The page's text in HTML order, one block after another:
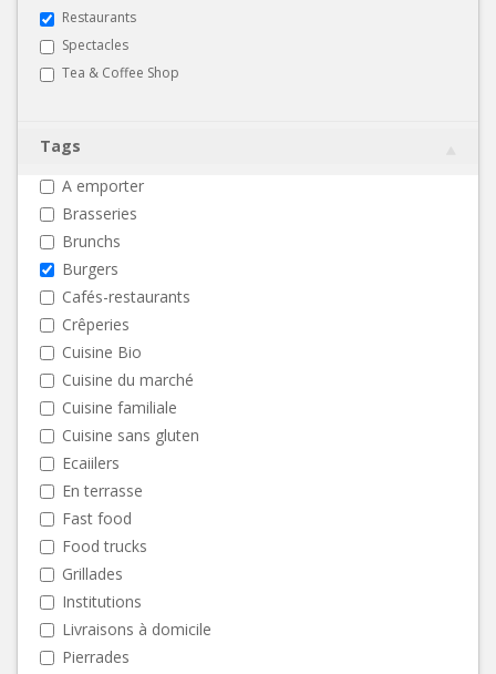
Restaurants
Spectacles
Tea & Coffee Shop
Tags
A emporter
Brasseries
Brunchs
Burgers
Cafés-restaurants
Crêperies
Cuisine Bio
Cuisine du marché
Cuisine familiale
Cuisine sans gluten
Ecaiilers
En terrasse
Fast food
Food trucks
Grillades
Institutions
Livraisons à domicile
Pierrades